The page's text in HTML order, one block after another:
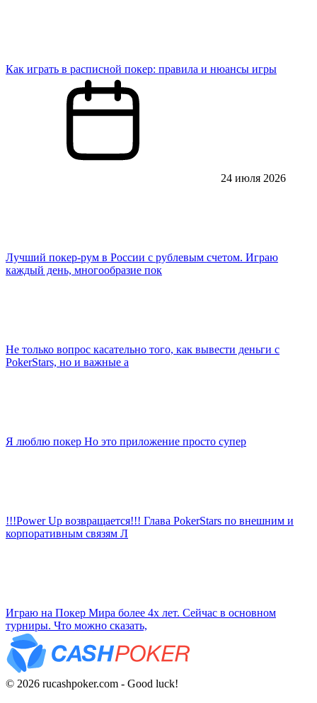
Как играть в расписной покер: правила и нюансы игры
24 июля 2026
Лучший покер-рум в России с рублевым счетом. Играю
каждый день, многообразие пок
Не только вопрос касательно того, как вывести деньги с
PokerStars, но и важные а
Я люблю покер Но это приложение просто супер
!!!Power Up возвращается!!! Глава PokerStars по внешним и
корпоративным связям Л
Играю на Покер Мира более 4х лет. Сейчас в основном
турниры. Что можно сказать,
© 2026 rucashpoker.com - Good luck!